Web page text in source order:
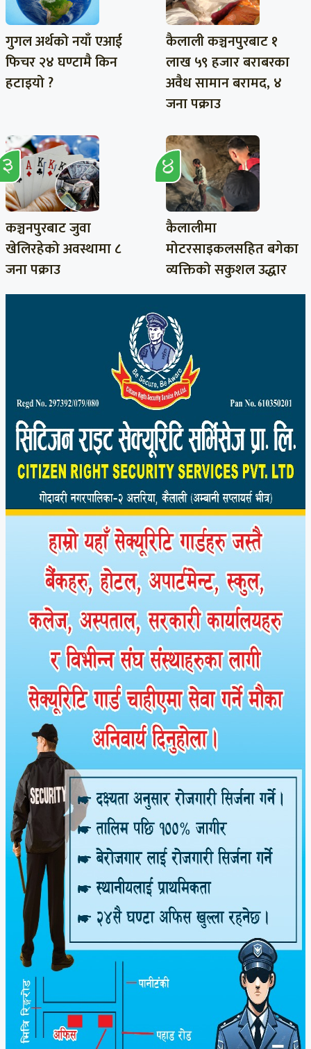
गुगल अर्थको नयाँ एआई
फिचर २४ घण्टामै किन
हटाइयो ?
कैलाली कञ्चनपुरबाट १
लाख ५९ हजार बराबरका
अवैध सामान बरामद, ४
जना पक्राउ
कञ्चनपुरबाट जुवा
खेलिरहेको अवस्थामा ८
जना पक्राउ
कैलालीमा
मोटरसाइकलसहित बगेका
व्यक्तिको सकुशल उद्धार